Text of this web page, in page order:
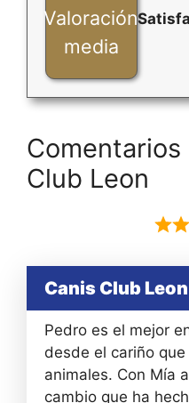
Valoración
media
Club Leon
Canis Club Leon
Pedro es el mejor
desde el cariño
animales. Con Mía
cambio que ha